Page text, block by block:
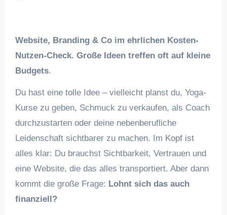
Website, Branding & Co im ehrlichen Kosten-
Nutzen-Check. Große Ideen treffen oft auf kleine
Budgets.
Du hast eine tolle Idee – vielleicht planst du, Yoga-
Kurse zu geben, Schmuck zu verkaufen, als Coach
durchzustarten oder deine nebenberufliche
Leidenschaft sichtbarer zu machen. Im Kopf ist
alles klar: Du brauchst Sichtbarkeit, Vertrauen und
eine Website, die das alles transportiert. Aber dann
kommt die große Frage: Lohnt sich das auch
finanziell?